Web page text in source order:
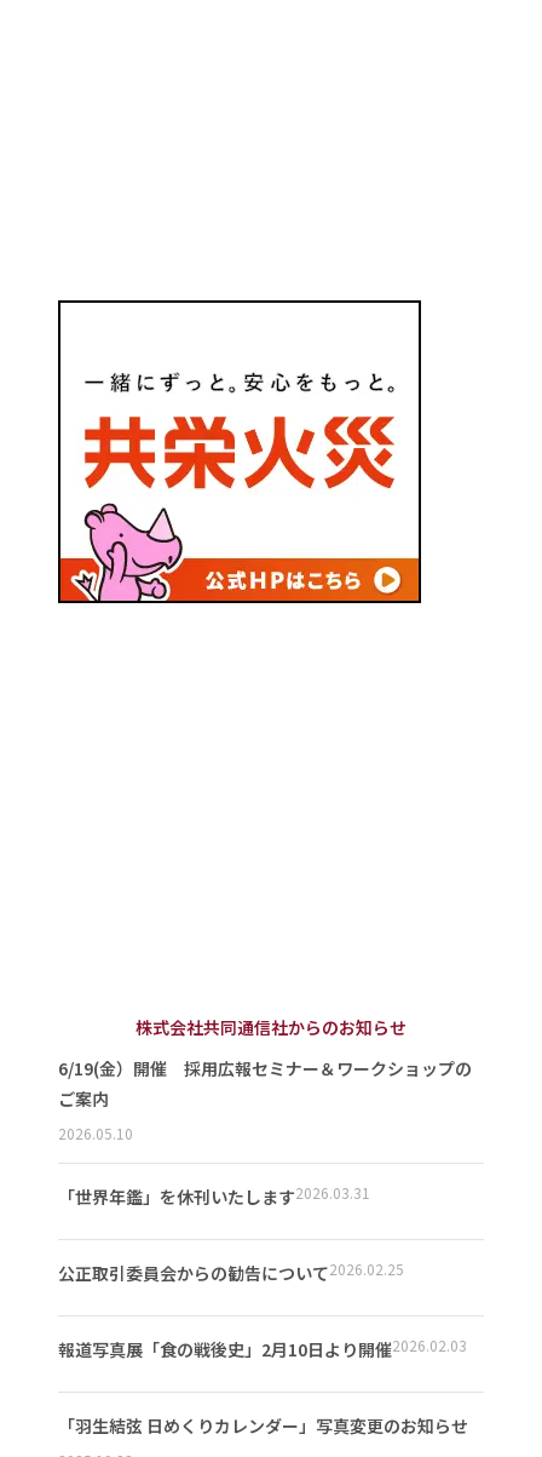
株式会社共同通信社からのお知らせ
6/19(金）開催 採用広報セミナー＆ワークショップの
ご案内
2026.05.10
「世界年鑑」を休刊いたします2026.03.31
公正取引委員会からの勧告について2026.02.25
報道写真展「食の戦後史」2月10日より開催2026.02.03
「羽生結弦 日めくりカレンダー」写真変更のお知らせ